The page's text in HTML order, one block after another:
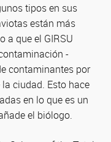
tipos en sus
están más
a que el GIRSU
-
contaminantes por
ciudad. Esto hace
en lo que es un
el biólogo.